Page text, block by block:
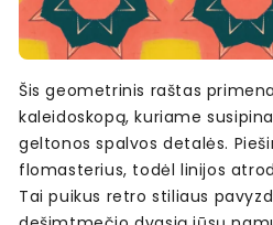
Šis geometrinis raštas
kaleidoskopą, kuriame
geltonos spalvos detalės.
flomasterius, todėl linijos
Tai puikus retro stiliaus